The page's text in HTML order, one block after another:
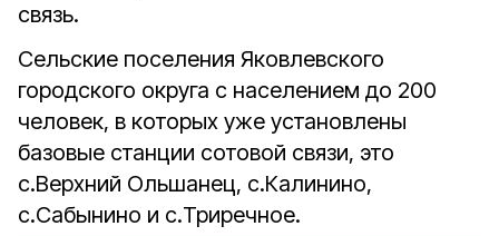
связь.
Сельские поселения Яковлевского
городского округа с населением до 200
человек, в которых уже установлены
базовые станции сотовой связи, это
с.Верхний Ольшанец, с.Калинино,
с.Сабынино и с.Триречное.